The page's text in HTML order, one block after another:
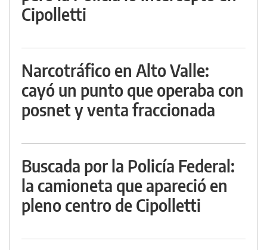
Cipolletti
Narcotráfico en Alto Valle:
cayó un punto que operaba con
posnet y venta fraccionada
Buscada por la Policía Federal:
la camioneta que apareció en
pleno centro de Cipolletti